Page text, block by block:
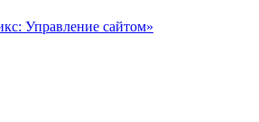
Управление сайтом»